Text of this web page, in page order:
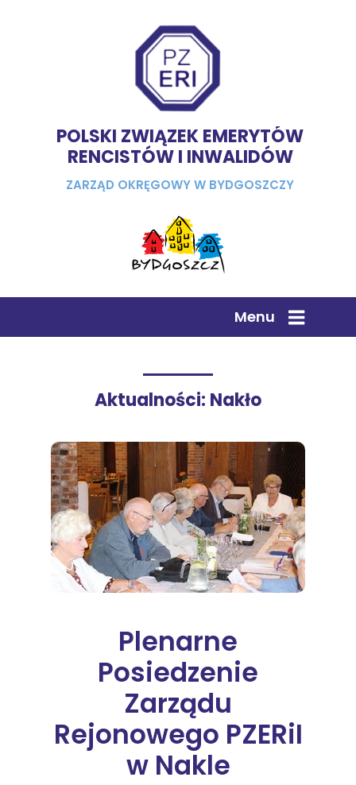
POLSKI ZWIĄZEK EMERYTÓW
RENCISTÓW I INWALIDÓW
ZARZĄD OKRĘGOWY W BYDGOSZCZY
Menu
Plenarne
Posiedzenie
Zarządu
Rejonowego PZERiI
w Nakle
Aktualności: Nakło